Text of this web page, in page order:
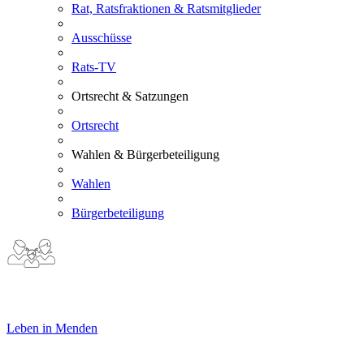
Rat, Ratsfraktionen & Ratsmitglieder
Ausschüsse
Rats-TV
Ortsrecht & Satzungen
Ortsrecht
Wahlen & Bürgerbeteiligung
Wahlen
Bürgerbeteiligung
Leben in Menden